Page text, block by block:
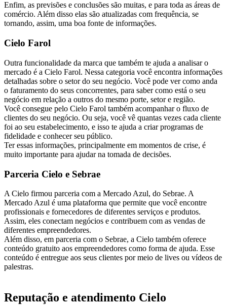
Enfim, as previsões e conclusões são muitas, e para toda as áreas de
comércio. Além disso elas são atualizadas com frequência, se
tornando, assim, uma boa fonte de informações.
Cielo Farol
Outra funcionalidade da marca que também te ajuda a analisar o
mercado é a Cielo Farol. Nessa categoria você encontra informações
detalhadas sobre o setor do seu negócio. Você pode ver como anda
o faturamento do seus concorrentes, para saber como está o seu
negócio em relação a outros do mesmo porte, setor e região.
Você consegue pelo Cielo Farol também acompanhar o fluxo de
clientes do seu negócio. Ou seja, você vê quantas vezes cada cliente
foi ao seu estabelecimento, e isso te ajuda a criar programas de
fidelidade e conhecer seu público.
Ter essas informações, principalmente em momentos de crise, é
muito importante para ajudar na tomada de decisões.
Parceria Cielo e Sebrae
A Cielo firmou parceria com a Mercado Azul, do Sebrae. A
Mercado Azul é uma plataforma que permite que você encontre
profissionais e fornecedores de diferentes serviços e produtos.
Assim, eles conectam negócios e contribuem com as vendas de
diferentes empreendedores.
Além disso, em parceria com o Sebrae, a Cielo também oferece
conteúdo gratuito aos empreendedores como forma de ajuda. Esse
conteúdo é entregue aos seus clientes por meio de lives ou vídeos de
palestras.
Reputação e atendimento Cielo